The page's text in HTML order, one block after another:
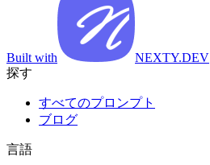
Built with
NEXTY.DEV
探す
すべてのプロンプト
ブログ
言語